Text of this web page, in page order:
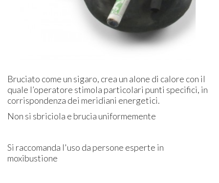
Bruciato come un sigaro, crea un alone di calore con il
quale l’operatore stimola particolari punti specifici, in
corrispondenza dei meridiani energetici.
Non si sbriciola e brucia uniformemente
Si raccomanda l'uso da persone esperte in
moxibustione